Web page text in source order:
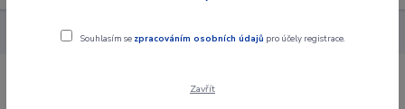
Alba CD Placebo - Sleeping With Ghosts - CD
Placebo - Sleeping With Ghosts - CD
Souhlasím se zpracováním osobních údajů pro účely registrace.
Zavřít